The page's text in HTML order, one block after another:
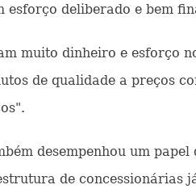
esforço deliberado e bem
muito dinheiro e esforço
de qualidade a preços
desempenhou um
de concessionárias